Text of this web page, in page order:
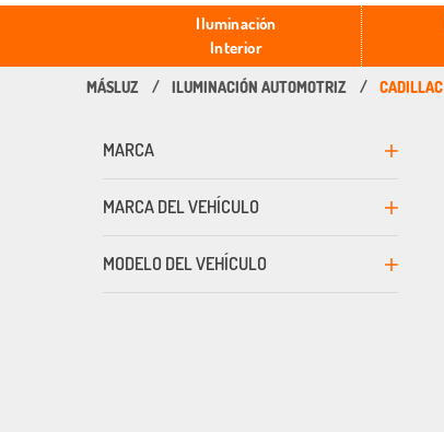
Depósito en efectivo o Cheque y
Transferencia.
Iluminación
Interior
ILUMINACIÓN AUTOMOTRIZ CADILLAC
MARCA
MARCA DEL VEHÍCULO
MODELO DEL VEHÍCULO